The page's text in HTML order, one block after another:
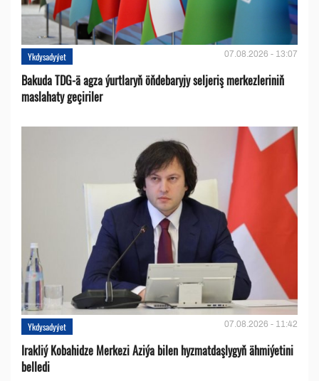
Ykdysadyýet 07.08.2026 - 13:07
Bakuda TDG-ä agza ýurtlaryň öňdebaryjy seljeriş merkezleriniň
maslahaty geçiriler
Ykdysadyýet 07.08.2026 - 11:42
Irakliý Kobahidze Merkezi Aziýa bilen hyzmatdaşlygyň ähmiýetini
belledi